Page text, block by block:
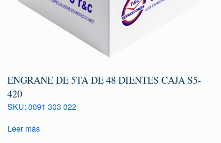
ENGRANE DE 5TA DE 48 DIENTES CAJA S5-
420
SKU: 0091 303 022
Leer más